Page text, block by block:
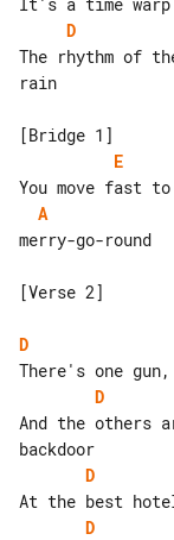
D
The rhythm of
rain
E
A
merry-go-round
[Verse 2]
D
D
And the others
D
D